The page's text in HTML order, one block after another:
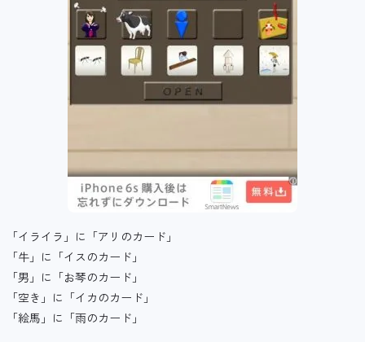
「イライラ」に「アリのカード」
「牛」に「イスのカード」
「男」に「お琴のカード」
「空き」に「イカのカード」
「絵馬」に「雨のカード」